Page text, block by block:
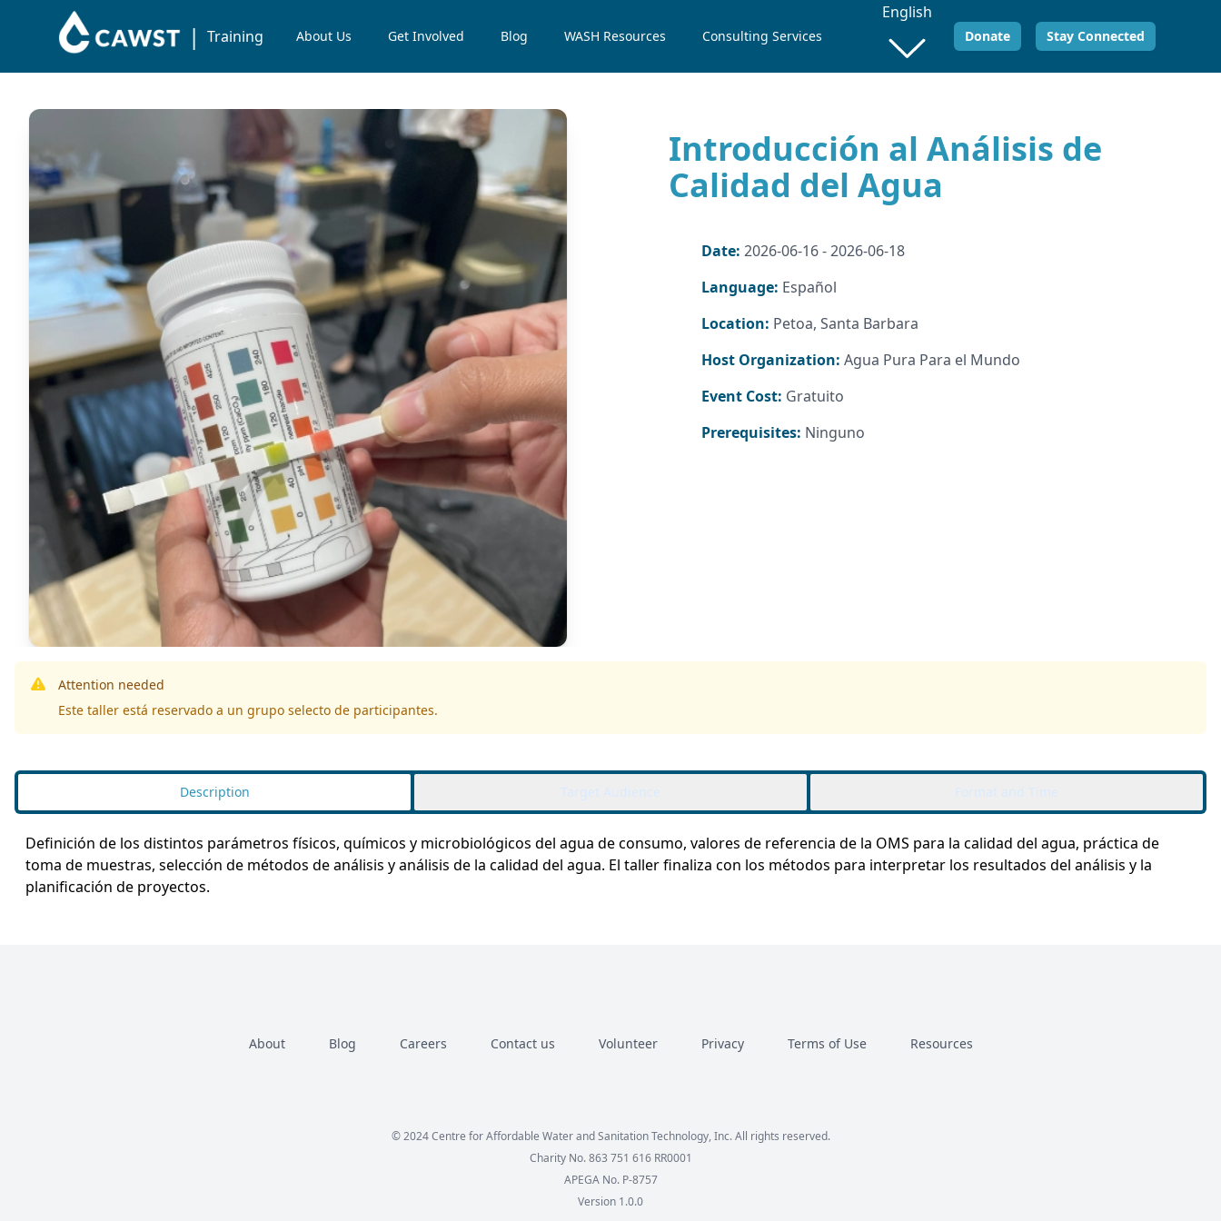
| Training About Us Get Involved Blog WASH Resources Consulting Services
English
Donate Stay Connected
Introducción al Análisis de
Calidad del Agua
Date: 2026-06-16 - 2026-06-18
Language: Español
Location: Petoa, Santa Barbara
Host Organization: Agua Pura Para el Mundo
Event Cost: Gratuito
Prerequisites: Ninguno
Attention needed
Este taller está reservado a un grupo selecto de participantes.
Description
Definición de los distintos parámetros físicos, químicos y microbiológicos del agua de consumo, valores de referencia de la OMS para la calidad del agua, práctica de
toma de muestras, selección de métodos de análisis y análisis de la calidad del agua. El taller finaliza con los métodos para interpretar los resultados del análisis y la
planificación de proyectos.
About Blog Careers Contact us Volunteer Privacy Terms of Use Resources
© 2024 Centre for Affordable Water and Sanitation Technology, Inc. All rights reserved.
Charity No. 863 751 616 RR0001
APEGA No. P-8757
Version 1.0.0